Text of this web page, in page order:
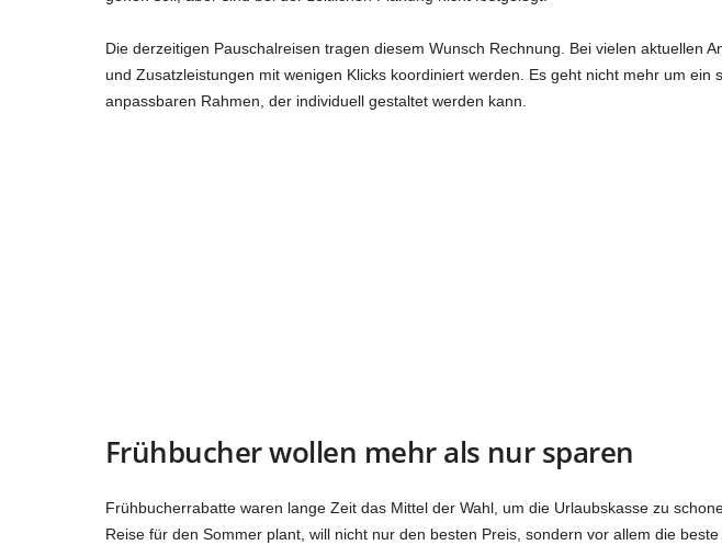
Die derzeitigen Pauschalreisen tragen diesem Wunsch Rechnung. Bei vielen aktuellen
und Zusatzleistungen mit wenigen Klicks koordiniert werden. Es geht nicht mehr um ein
anpassbaren Rahmen, der individuell gestaltet werden kann.
Frühbucher wollen mehr als nur sparen
Frühbucherrabatte waren lange Zeit das Mittel der Wahl, um die Urlaubskasse zu
Reise für den Sommer plant, will nicht nur den besten Preis, sondern vor allem die beste